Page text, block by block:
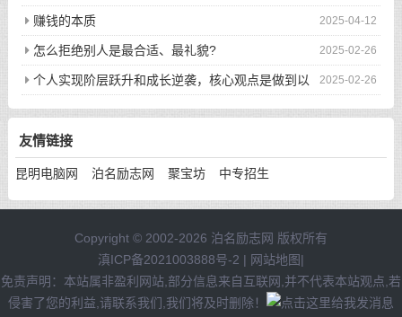
2025-04-12
赚钱的本质
2025-02-26
怎么拒绝别人是最合适、最礼貌?
2025-02-26
个人实现阶层跃升和成长逆袭，核心观点是做到以
下八件事
友情链接
昆明电脑网 泊名励志网 聚宝坊 中专招生
Copyright © 2002-2026 泊名励志网 版权所有
滇ICP备2021003888号-2 | 网站地图|
免责声明：本站属非盈利网站,部分信息来自互联网,并不代表本站观点,若
侵害了您的利益,请联系我们,我们将及时删除！